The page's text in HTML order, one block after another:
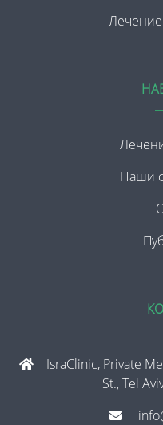
Наши
IsraClinic, Private
St., Tel